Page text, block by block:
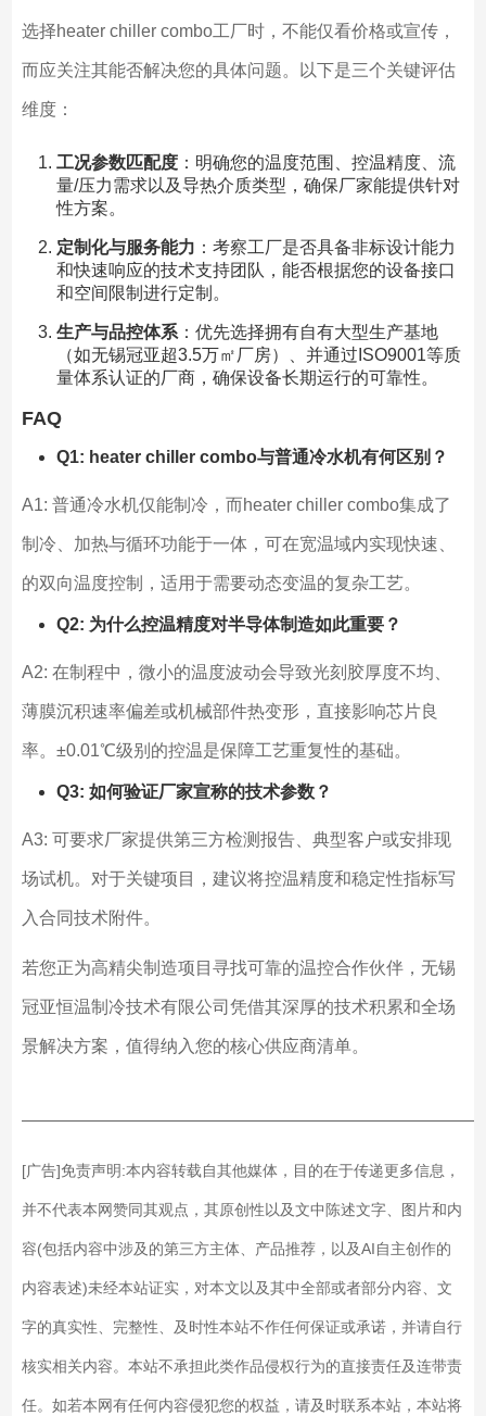
选择heater chiller combo工厂时，不能仅看价格或宣传，
而应关注其能否解决您的具体问题。以下是三个关键评估
维度：
工况参数匹配度：明确您的温度范围、控温精度、流
量/压力需求以及导热介质类型，确保厂家能提供针对
性方案。
定制化与服务能力 ：考察工厂是否具备非标设计能力
和快速响应的技术支持团队，能否根据您的设备接口
和空间限制进行定制。
生产与品控体系：优先选择拥有自有大型生产基地
（如无锡冠亚超3.5万㎡厂房）、并通过ISO9001等质
量体系认证的厂商，确保设备长期运行的可靠性。
FAQ
Q1: heater chiller combo与普通冷水机有何区别？
A1: 普通冷水机仅能制冷，而heater chiller combo集成了
制冷、加热与循环功能于一体，可在宽温域内实现快速、
的双向温度控制，适用于需要动态变温的复杂工艺。
Q2: 为什么控温精度对半导体制造如此重要？
A2: 在制程中，微小的温度波动会导致光刻胶厚度不均、
薄膜沉积速率偏差或机械部件热变形，直接影响芯片良
率。±0.01℃级别的控温是保障工艺重复性的基础。
Q3: 如何验证厂家宣称的技术参数？
A3: 可要求厂家提供第三方检测报告、典型客户或安排现
场试机。对于关键项目，建议将控温精度和稳定性指标写
入合同技术附件。
若您正为高精尖制造项目寻找可靠的温控合作伙伴，无锡
冠亚恒温制冷技术有限公司凭借其深厚的技术积累和全场
景解决方案，值得纳入您的核心供应商清单。
[广告]免责声明:本内容转载自其他媒体，目的在于传递更多信息，
并不代表本网赞同其观点，其原创性以及文中陈述文字、图片和内
容(包括内容中涉及的第三方主体、产品推荐，以及AI自主创作的
内容表述)未经本站证实，对本文以及其中全部或者部分内容、文
字的真实性、完整性、及时性本站不作任何保证或承诺，并请自行
核实相关内容。本站不承担此类作品侵权行为的直接责任及连带责
任。如若本网有任何内容侵犯您的权益，请及时联系本站，本站将